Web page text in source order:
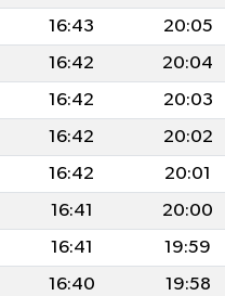
16:43 20:05
16:42 20:04
16:42 20:03
16:42 20:02
16:42 20:01
16:41 20:00
16:41 19:59
16:40 19:58